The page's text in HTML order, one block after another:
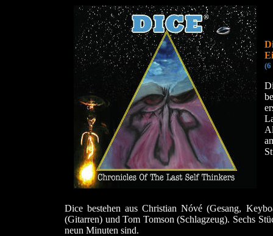
(6
Dice bestehen aus Christian Nóvé (Gesang,
(Gitarren) und Tom Tomson (Schlagzeug). Sechs
neun Minuten sind.